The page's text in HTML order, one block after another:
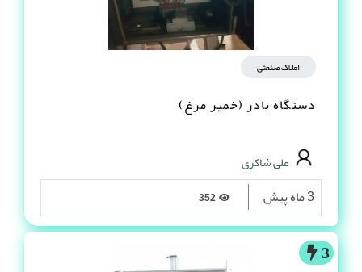
املاک صنعتی
دستگاه بادر (خمیر مرغ)
علی شاکری
3 ماه پیش
3